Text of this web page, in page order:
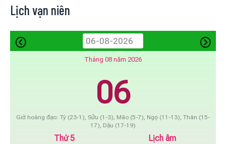
Lịch vạn niên
Tháng 08 năm 2026
06
Giờ hoàng đạo: Tý (23-1), Sửu (1-3), Mão (5-7), Ngọ (11-13), Thân (15-
17), Dậu (17-19)
Thứ 5 Lịch âm